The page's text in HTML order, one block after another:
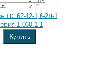
ПС 62-12-1,6-2Я-1
1.030.1-1
Купить